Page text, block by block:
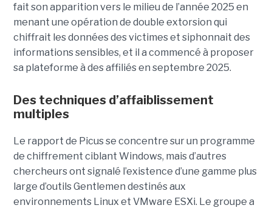
fait son apparition vers le milieu de l’année 2025 en
menant une opération de double extorsion qui
chiffrait les données des victimes et siphonnait des
informations sensibles, et il a commencé à proposer
sa plateforme à des affiliés en septembre 2025.
Des techniques d’affaiblissement
multiples
Le rapport de Picus se concentre sur un programme
de chiffrement ciblant Windows, mais d’autres
chercheurs ont signalé l’existence d’une gamme plus
large d’outils Gentlemen destinés aux
environnements Linux et VMware ESXi. Le groupe a